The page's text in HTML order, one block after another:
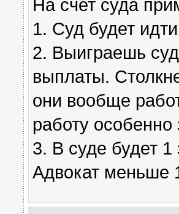
На счет суда
1. Суд будет
2. Выиграешь суд
выплаты.
они вообще
работу особенно
3. В суде будет
Адвокат меньше